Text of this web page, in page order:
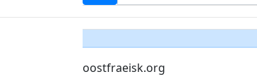
oostfraeisk.org